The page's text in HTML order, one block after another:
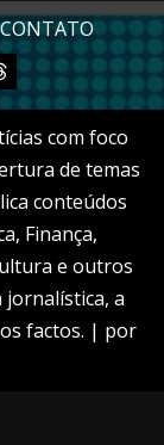
CONTATO
com foco
de temas
conteúdos
Finança,
e outros
jornalística, a
factos. | por